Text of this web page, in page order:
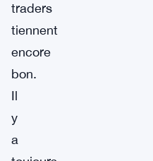
traders
tiennent
encore
bon.
Il
y
a